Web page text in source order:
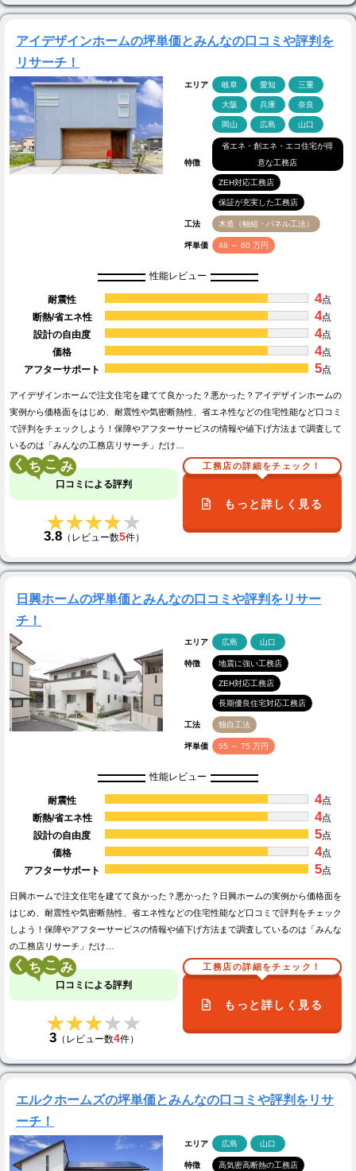
アイデザインホームの坪単価とみんなの口コミや評判を
リサーチ！
エリア 岐阜 愛知 三重
大阪 兵庫 奈良
岡山 広島 山口
特徴
省エネ・創エネ・エコ住宅が得
意な工務店
ZEH対応工務店
保証が充実した工務店
工法 木造（軸組・パネル工法）
坪単価 48 ～ 60 万円
性能レビュー
耐震性 4点
断熱/省エネ性
4点
設計の自由度
4点
価格
4点
アフターサポート
5点
アイデザインホームで注文住宅を建てて良かった？悪かった？アイデザインホームの
実例から価格面をはじめ、耐震性や気密断熱性、省エネ性などの住宅性能など口コミ
で評判をチェックしよう！保障やアフターサービスの情報や値下げ方法まで調査して
いるのは「みんなの工務店リサーチ」だけ…
く こ
口コミによる評判
★★★★★
★★★★★
3.8（レビュー数5件）
工務店の詳細をチェック！
もっと詳しく見る
日興ホームの坪単価とみんなの口コミや評判をリサー
チ！
エリア 広島 山口
特徴 地震に強い工務店
ZEH対応工務店
長期優良住宅対応工務店
工法 独自工法
坪単価 55 ～ 75 万円
性能レビュー
耐震性 4点
断熱/省エネ性
4点
設計の自由度
5点
価格
4点
アフターサポート
5点
日興ホームで注文住宅を建てて良かった？悪かった？日興ホームの実例から価格面を
はじめ、耐震性や気密断熱性、省エネ性などの住宅性能など口コミで評判をチェック
しよう！保障やアフターサービスの情報や値下げ方法まで調査しているのは「みんな
の工務店リサーチ」だけ…
く こ
口コミによる評判
★★★★★
★★★★★
3（レビュー数4件）
工務店の詳細をチェック！
もっと詳しく見る
エルクホームズの坪単価とみんなの口コミや評判をリサ
ーチ！
エリア 広島 山口
特徴 高気密高断熱の工務店